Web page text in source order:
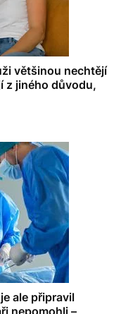
většinou nechtějí
z jiného důvodu,
ale připravil
nepomohli –